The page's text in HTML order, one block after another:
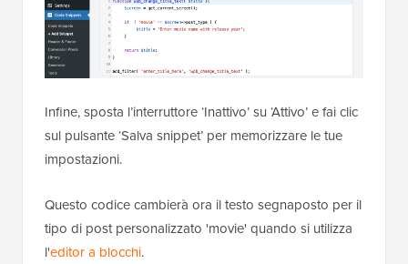
Infine, sposta l’interruttore ‘Inattivo’ su ‘Attivo’ e fai clic
sul pulsante ‘Salva snippet’ per memorizzare le tue
impostazioni.
Questo codice cambierà ora il testo segnaposto per il
tipo di post personalizzato 'movie' quando si utilizza
l'editor a blocchi.